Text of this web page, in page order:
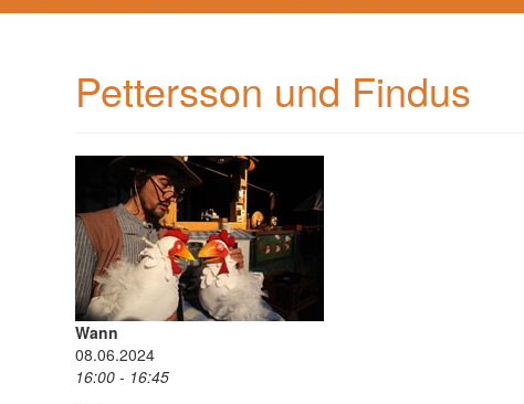
Pettersson und Findus
Wann
08.06.2024
16:00 - 16:45